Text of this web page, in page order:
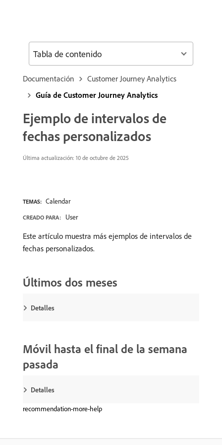
Documentación
Customer Journey Analytics
Guía de Customer Journey Analytics
Ejemplo de intervalos de
fechas personalizados
Última actualización: 10 de octubre de 2025
TEMAS: Calendar
CREADO PARA: User
Este artículo muestra más ejemplos de intervalos de
fechas personalizados.
Últimos dos meses
Detalles
Móvil hasta el final de la semana
pasada
Detalles
recommendation-more-help
Tabla de contenido